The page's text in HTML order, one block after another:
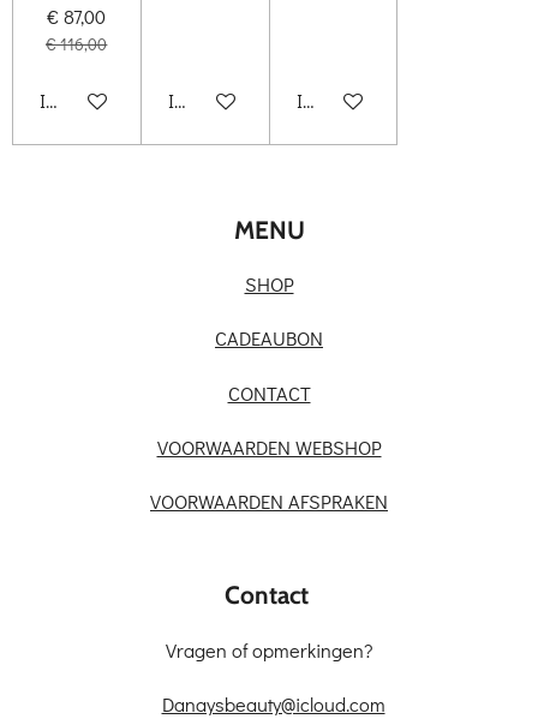
€ 87,00
€ 116,00
In winkelwagenIn winkelwagenIn winkelwagen
MENU
SHOP
CADEAUBON
CONTACT
VOORWAARDEN WEBSHOP
VOORWAARDEN AFSPRAKEN
Contact
Vragen of opmerkingen?
Danaysbeauty@icloud.com